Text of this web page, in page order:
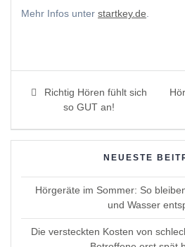
Mehr Infos unter startkey.de
Beitragsnavigation
Previous
post:
Richtig Hören fühlt sich
so GUT an!
NEUESTE
Hörgeräte im Sommer: So
und Wasser
Die versteckten Kosten von